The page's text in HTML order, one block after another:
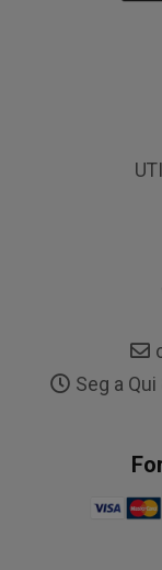
Seg a